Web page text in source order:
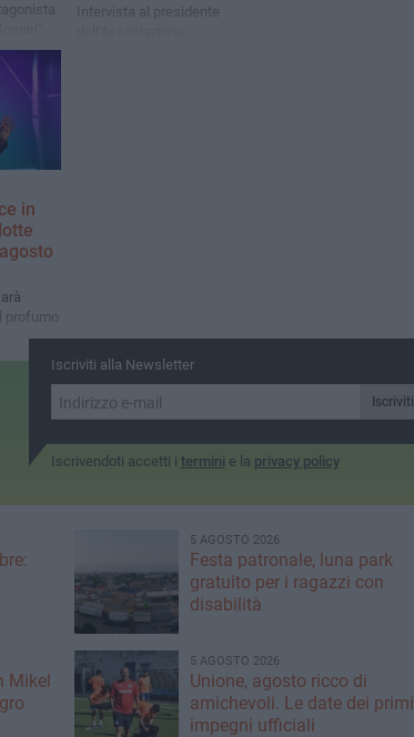
Intervista al presidente
in
profumo
Iscriviti alla Newsletter
Iscriviti
Iscrivendoti accetti i termini e la privacy policy
5 AGOSTO 2026
Festa patronale, luna park
gratuito per i ragazzi con
disabilità
Mikel
5 AGOSTO 2026
Unione, agosto ricco di
amichevoli. Le date dei primi
impegni ufficiali